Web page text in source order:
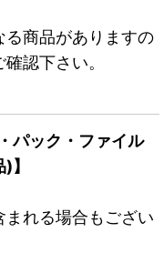
商品がありますの
認下さい。
パック・ファイル
】
れる場合もござい